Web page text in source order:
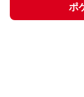
ポ